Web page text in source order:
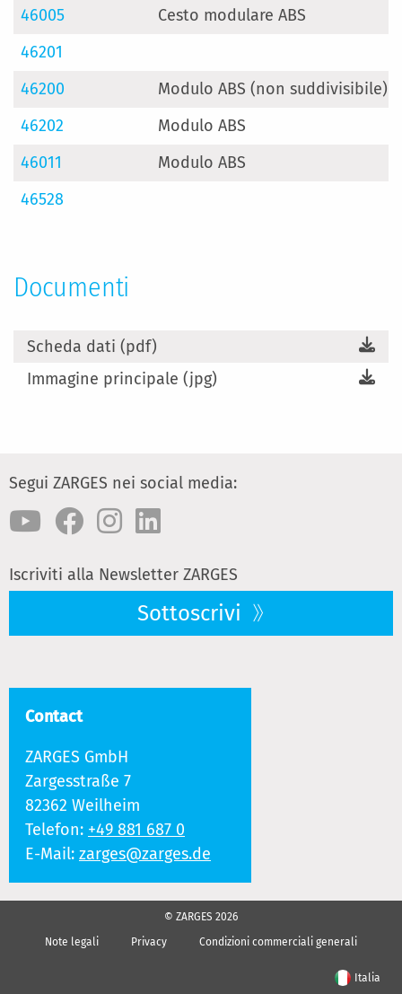
46005
Cesto modulare ABS
46201
46200
Modulo ABS (non suddivisibile)
46202
Modulo ABS
46011
Modulo ABS
46528
Documenti
Scheda dati (pdf)
Immagine principale (jpg)
Segui ZARGES nei social media:
Iscriviti alla Newsletter ZARGES
Sottoscrivi
Contact
ZARGES GmbH
Zargesstraße 7
82362 Weilheim
Telefon: +49 881 687 0
E-Mail: zarges@zarges.de
© ZARGES 2026
Note legali
Privacy Condizioni commerciali generali
Italia